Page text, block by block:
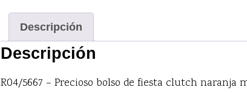
Descripción
Descripción
R04/5667 – Precioso bolso de fiesta clutch naranja